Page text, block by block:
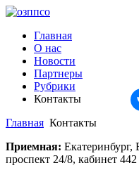
Главная
О нас
Новости
Партнеры
Рубрики
Контакты
Главная Контакты
Приемная: Екатеринбург,
проспект 24/8, кабинет 442